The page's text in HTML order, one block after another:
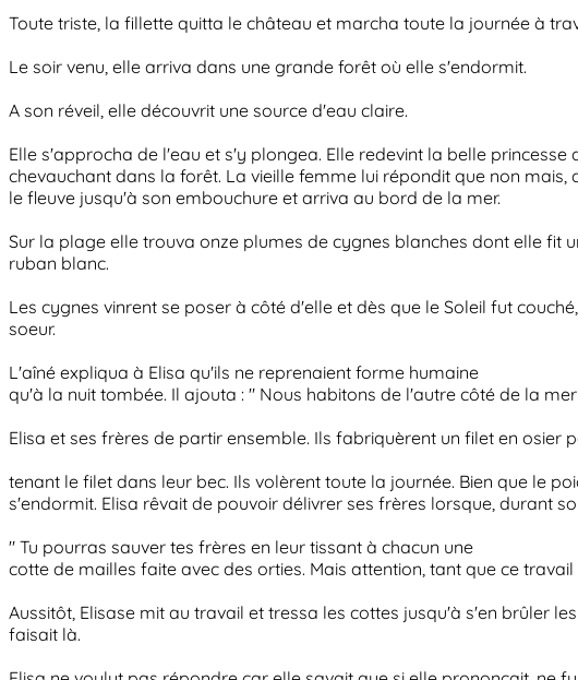
Toute triste, la fillette quitta le château et marcha toute la journée à
Le soir venu, elle arriva dans une grande forêt où elle s'endormit.
A son réveil, elle découvrit une source d'eau claire.
Elle s'approcha de l'eau et s'y plongea. Elle redevint la belle
chevauchant dans la forêt. La vieille femme lui répondit que non
le fleuve jusqu'à son embouchure et arriva au bord de la mer.
Sur la plage elle trouva onze plumes de cygnes blanches dont elle fit
ruban blanc.
Les cygnes vinrent se poser à côté d'elle et dès que le Soleil fut
soeur.
L'aîné expliqua à Elisa qu'ils ne reprenaient forme humaine
qu'à la nuit tombée. Il ajouta : " Nous habitons de l'autre côté de la
Elisa et ses frères de partir ensemble. Ils fabriquèrent un filet en osier
tenant le filet dans leur bec. Ils volèrent toute la journée. Bien que le
s'endormit. Elisa rêvait de pouvoir délivrer ses frères lorsque, durant
" Tu pourras sauver tes frères en leur tissant à chacun une
cotte de mailles faite avec des orties. Mais attention, tant que ce
Aussitôt, Elisase mit au travail et tressa les cottes jusqu'à s'en brûler
faisait là.